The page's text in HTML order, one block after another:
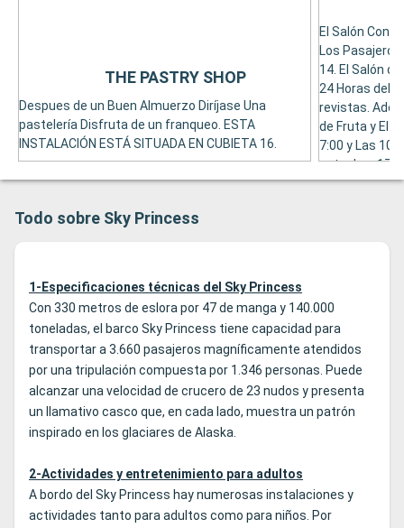
Despues de un Buen Almuerzo Diríjase Una
pastelería Disfruta de un franqueo. ESTA
INSTALACIÓN ESTÁ SITUADA EN CUBIETA 16.
THE PASTRY SHOP
El Salón
Los
14. El Salón
24 Horas del
revistas.
de Fruta y El
7:00 y Las
entre Las 17:
Disponible
Todo sobre Sky Princess
1-Especificaciones técnicas del Sky Princess
Con 330 metros de eslora por 47 de manga y 140.000
toneladas, el barco Sky Princess tiene capacidad para
transportar a 3.660 pasajeros magníficamente atendidos
por una tripulación compuesta por 1.346 personas. Puede
alcanzar una velocidad de crucero de 23 nudos y presenta
un llamativo casco que, en cada lado, muestra un patrón
inspirado en los glaciares de Alaska.
2-Actividades y entretenimiento para adultos
A bordo del Sky Princess hay numerosas instalaciones y
actividades tanto para adultos como para niños. Por